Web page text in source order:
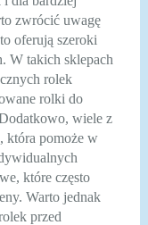
zwrócić uwagę
oferują szeroki
W takich sklepach
rolek
rolki do
wiele z
która pomoże w
które często
Warto jednak
przed